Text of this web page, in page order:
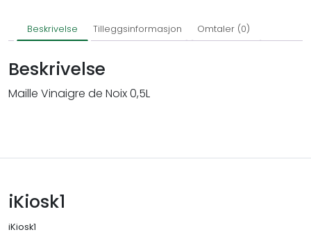
Beskrivelse Tilleggsinformasjon Omtaler (0)
Beskrivelse
Maille Vinaigre de Noix 0,5L
iKiosk1
iKiosk1